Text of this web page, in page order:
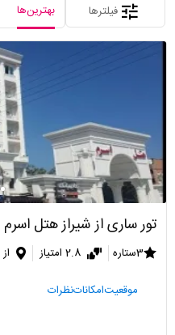
فیلترها بهترین‌ها
تور ساری از شیراز هتل اسرم
3ستاره 2.8 امتیاز
موقعیتامکاناتنظرات